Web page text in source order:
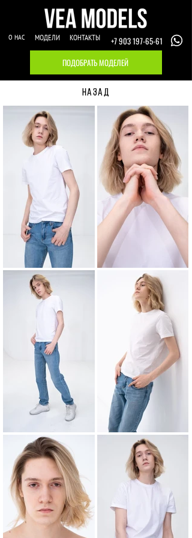
О НАС МОДЕЛИ КОНТАКТЫ
+7 903 197-65-61
ПОДОБРАТЬ МОДЕЛЕЙ
НАЗАД